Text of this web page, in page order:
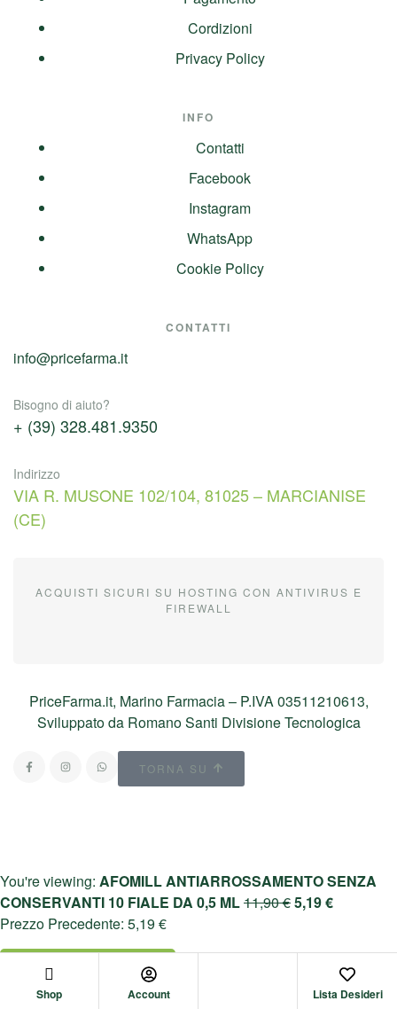
Shop Account Lista Desideri
Cordizioni
Privacy Policy
INFO
Contatti
Facebook
Instagram
WhatsApp
Cookie Policy
CONTATTI
info@pricefarma.it
Bisogno di aiuto?
+ (39) 328.481.9350
Indirizzo
VIA R. MUSONE 102/104, 81025 – MARCIANISE
(CE)
ACQUISTI SICURI SU HOSTING CON ANTIVIRUS E
FIREWALL
PriceFarma.it, Marino Farmacia – P.IVA 03511210613,
Sviluppato da Romano Santi Divisione Tecnologica
TORNA SU
You're viewing: AFOMILL ANTIARROSSAMENTO SENZA
CONSERVANTI 10 FIALE DA 0,5 ML11,90€5,19€
Prezzo Precedente: 5,19 €
Aggiungi Al Carrello
Il Tuo Carrello Chiudi